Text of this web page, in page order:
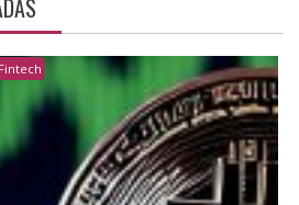
Fintech